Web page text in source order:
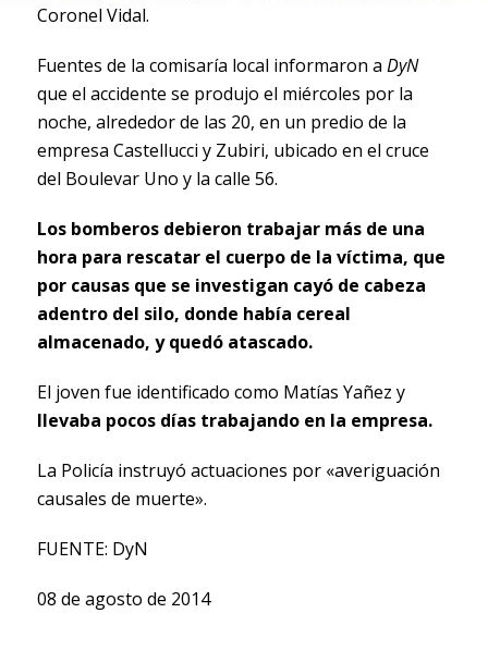
Coronel Vidal.
Fuentes de la comisaría local informaron a DyN
que el accidente se produjo el miércoles por la
noche, alrededor de las 20, en un predio de la
empresa Castellucci y Zubiri, ubicado en el cruce
del Boulevar Uno y la calle 56.
Los bomberos debieron trabajar más de una
hora para rescatar el cuerpo de la víctima, que
por causas que se investigan cayó de cabeza
adentro del silo, donde había cereal
almacenado, y quedó atascado.
El joven fue identificado como Matías Yañez y
llevaba pocos días trabajando en la empresa.
La Policía instruyó actuaciones por «averiguación
causales de muerte».
FUENTE: DyN
08 de agosto de 2014